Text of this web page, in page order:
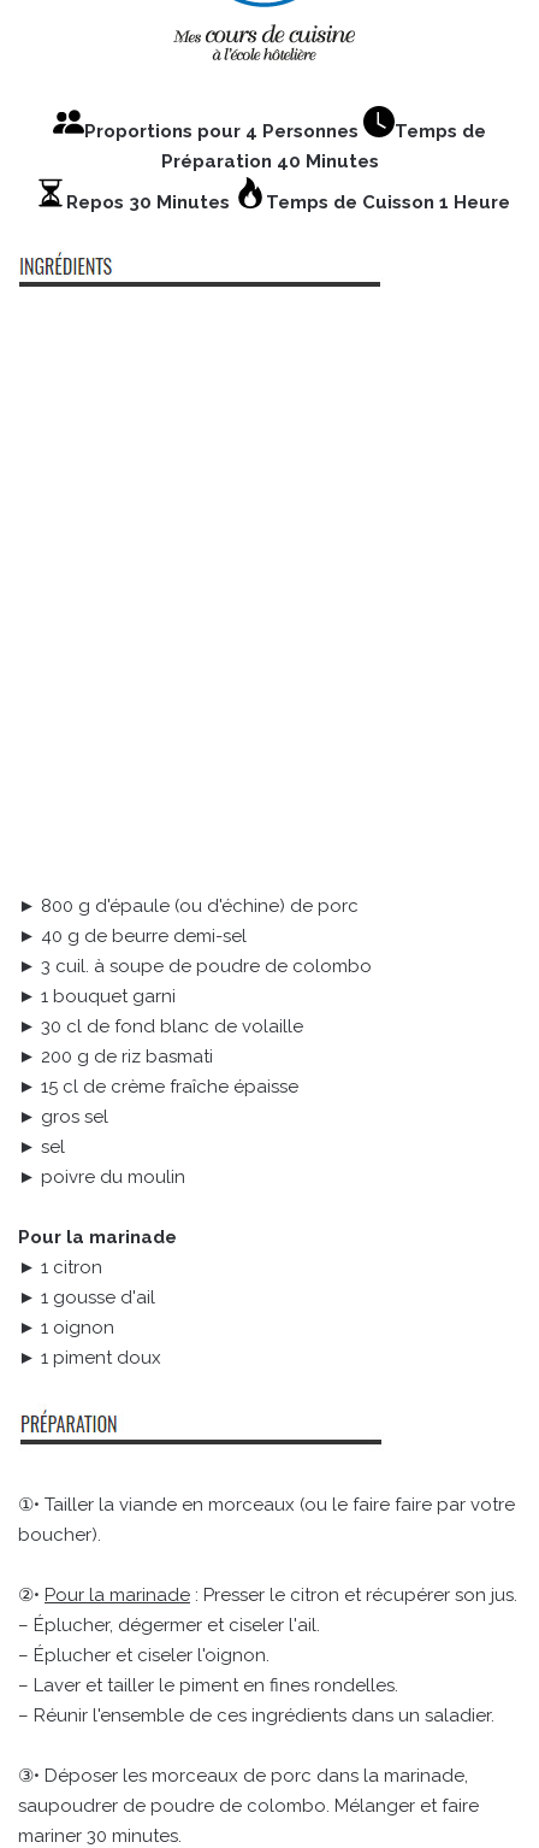
Proportions pour 4 Personnes
Temps de
Préparation 40 Minutes
Repos 30 Minutes
Temps de Cuisson 1 Heure
► 800 g d'épaule (ou d'échine) de porc
► 40 g de beurre demi-sel
► 3 cuil. à soupe de poudre de colombo
► 1 bouquet garni
► 30 cl de fond blanc de volaille
► 200 g de riz basmati
► 15 cl de crème fraîche épaisse
► gros sel
► sel
► poivre du moulin
Pour la marinade
► 1 citron
► 1 gousse d'ail
► 1 oignon
► 1 piment doux
①• Tailler la viande en morceaux (ou le faire faire par votre
boucher).
②• Pour la marinade : Presser le citron et récupérer son jus.
– Éplucher, dégermer et ciseler l'ail.
– Éplucher et ciseler l'oignon.
– Laver et tailler le piment en fines rondelles.
– Réunir l'ensemble de ces ingrédients dans un saladier.
③• Déposer les morceaux de porc dans la marinade,
saupoudrer de poudre de colombo. Mélanger et faire
mariner 30 minutes.